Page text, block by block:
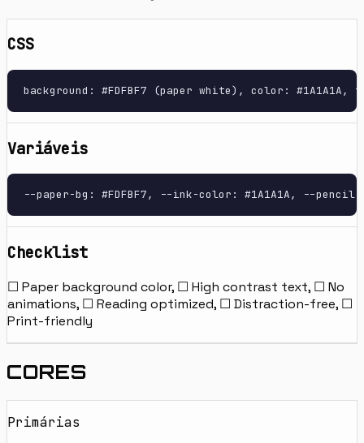
CSS
background: #FDFBF7 (paper white), color:
Variáveis
--paper-bg: #FDFBF7, --ink-color: #1A1A1A, --
Checklist
☐ Paper background color, ☐ High contrast text, ☐ No
animations, ☐ Reading optimized, ☐ Distraction-free, ☐
Print-friendly
CORES
Primárias